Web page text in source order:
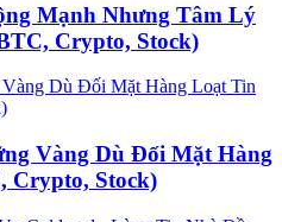
Mạnh Nhưng Tâm Lý
Crypto, Stock)
Vàng Dù Đối Mặt Hàng
Crypto, Stock)